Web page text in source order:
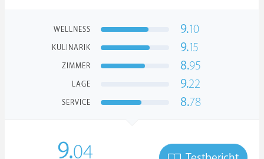
WELLNESS 9.10
KULINARIK 9.15
ZIMMER 8.95
LAGE 9.22
SERVICE 8.78
9.04